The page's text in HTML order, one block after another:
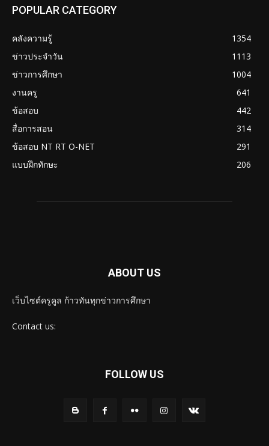
POPULAR CATEGORY
คลังความรู้
1354
ข่าวประจำวัน
1113
ข่าวการศึกษา
1004
งานครู
641
ข้อสอบ
442
สื่อการสอน
314
ข้อสอบ NT RT O-NET
291
แบบฝึกทักษะ
206
ABOUT US
เว็บไซต์ครูคูล ก้าวทันทุกข่าวการศึกษา
Contact us:
FOLLOW US